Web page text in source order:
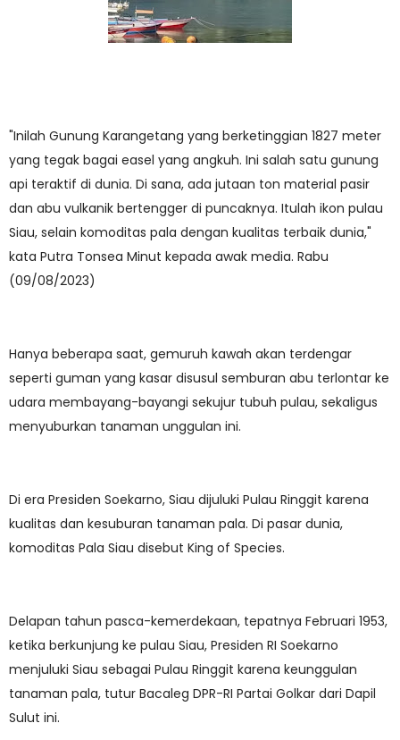
"Inilah Gunung Karangetang yang berketinggian 1827 meter
yang tegak bagai easel yang angkuh. Ini salah satu gunung
api teraktif di dunia. Di sana, ada jutaan ton material pasir
dan abu vulkanik bertengger di puncaknya. Itulah ikon pulau
Siau, selain komoditas pala dengan kualitas terbaik dunia,"
kata Putra Tonsea Minut kepada awak media. Rabu
(09/08/2023)
Hanya beberapa saat, gemuruh kawah akan terdengar
seperti guman yang kasar disusul semburan abu terlontar ke
udara membayang-bayangi sekujur tubuh pulau, sekaligus
menyuburkan tanaman unggulan ini.
Di era Presiden Soekarno, Siau dijuluki Pulau Ringgit karena
kualitas dan kesuburan tanaman pala. Di pasar dunia,
komoditas Pala Siau disebut King of Species.
Delapan tahun pasca-kemerdekaan, tepatnya Februari 1953,
ketika berkunjung ke pulau Siau, Presiden RI Soekarno
menjuluki Siau sebagai Pulau Ringgit karena keunggulan
tanaman pala, tutur Bacaleg DPR-RI Partai Golkar dari Dapil
Sulut ini.